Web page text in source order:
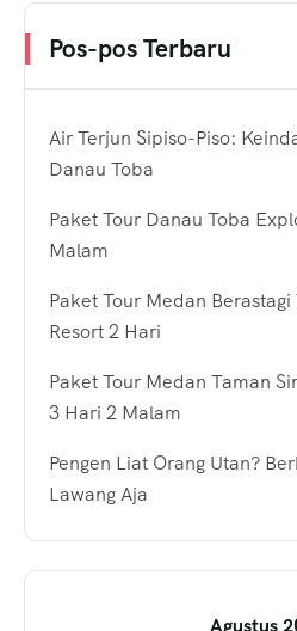
Pos-pos Terbaru
Air Terjun Sipiso-Piso:
Danau Toba
Paket Tour Danau Toba
Malam
Paket Tour Medan
Resort 2 Hari
Paket Tour Medan Taman
3 Hari 2 Malam
Pengen Liat Orang Utan?
Lawang Aja
Agustus